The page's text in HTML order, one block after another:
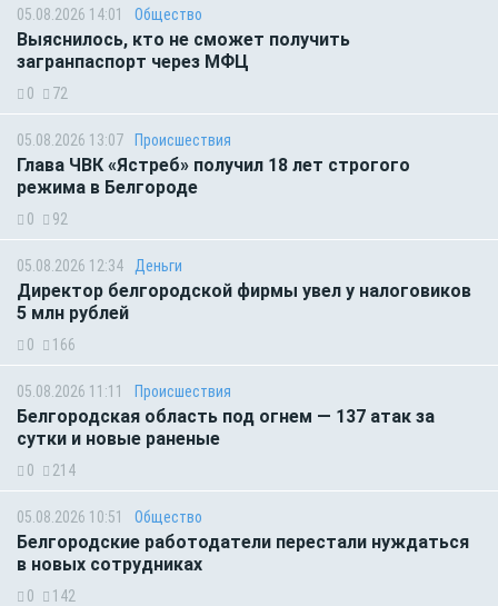
05.08.2026 14:01 Общество
Выяснилось, кто не сможет получить
загранпаспорт через МФЦ
0 72
05.08.2026 13:07 Происшествия
Глава ЧВК «Ястреб» получил 18 лет строгого
режима в Белгороде
0 92
05.08.2026 12:34 Деньги
Директор белгородской фирмы увел у налоговиков
5 млн рублей
0 166
05.08.2026 11:11 Происшествия
Белгородская область под огнем — 137 атак за
сутки и новые раненые
0 214
05.08.2026 10:51 Общество
Белгородские работодатели перестали нуждаться
в новых сотрудниках
0 142